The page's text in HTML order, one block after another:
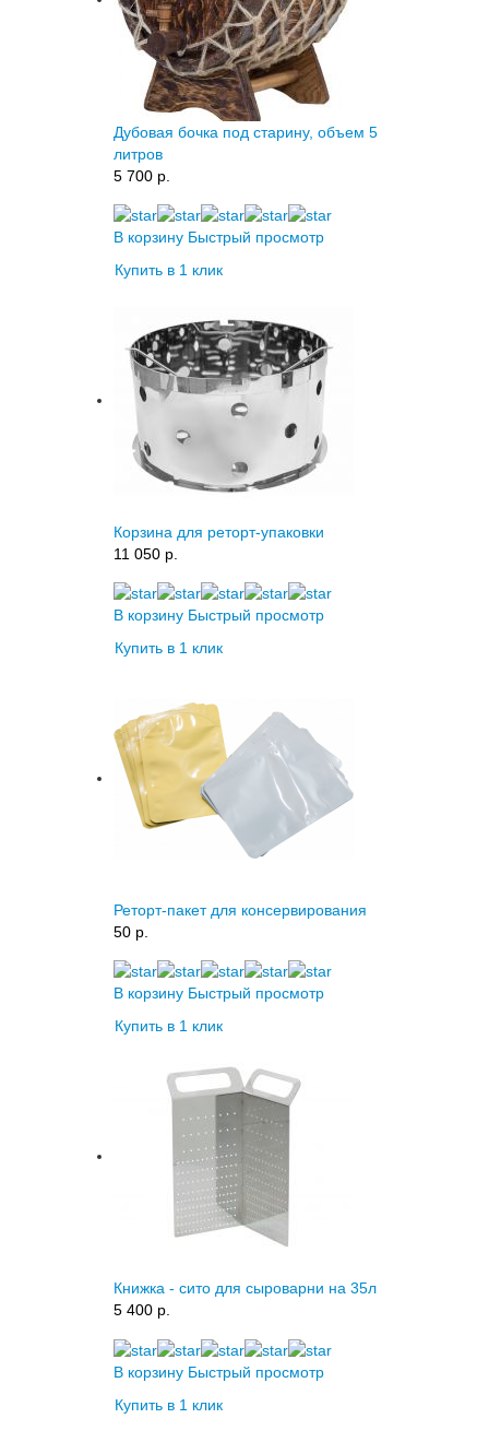
Дубовая бочка под старину, объем 5
литров
5 700 p.
В корзину Быстрый просмотр
Купить в 1 клик
Корзина для реторт-упаковки
11 050 p.
В корзину Быстрый просмотр
Купить в 1 клик
Реторт-пакет для консервирования
50 p.
В корзину Быстрый просмотр
Купить в 1 клик
Книжка - сито для сыроварни на 35л
5 400 p.
В корзину Быстрый просмотр
Купить в 1 клик